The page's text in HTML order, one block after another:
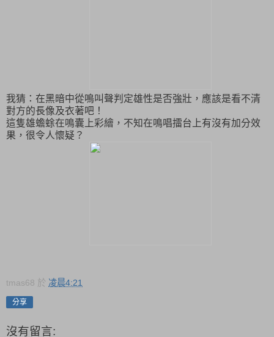
我猜：在黑暗中從鳴叫聲判定雄性是否強壯，應該是看不清
對方的長像及衣著吧！
這隻雄蟾蜍在鳴囊上彩繪，不知在鳴唱擂台上有沒有加分效
果，很令人懷疑？
tmas68 於 凌晨4:21
分享
沒有留言: